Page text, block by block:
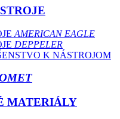
AMERICAN EAGLE
DEPPELER
K NÁSTROJOM
MATERIÁLY